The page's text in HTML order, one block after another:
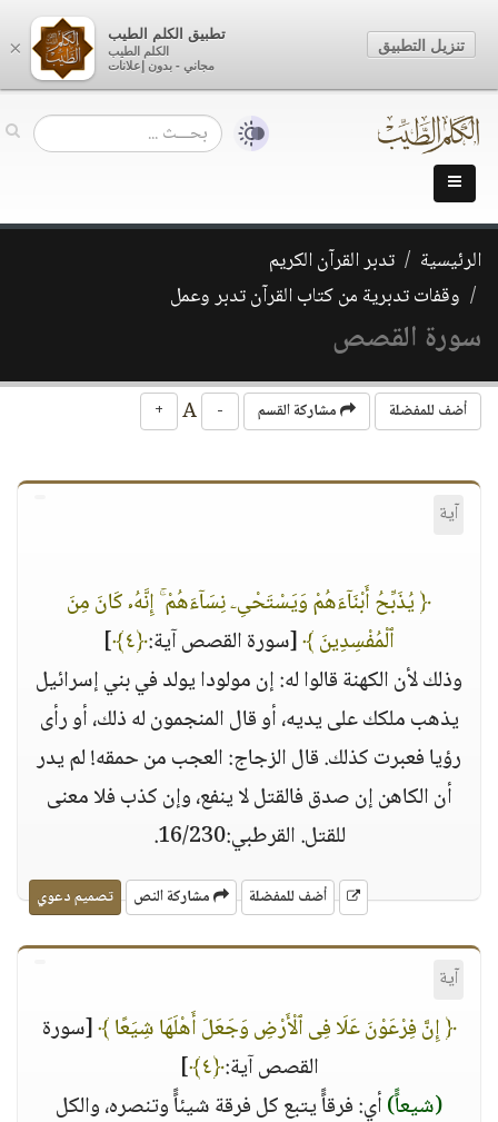
الرئيسية
تدبر القرآن الكريم
وقفات تدبرية من كتاب القرآن تدبر وعمل
سورة القصص
أضف للمفضلة مشاركة القسم -
+
آية
﴿ يُذَبِّحُ أَبْنَآءَهُمْ وَيَسْتَحْىِۦ نِسَآءَهُمْ ۚ إِنَّهُۥ كَانَ مِنَ
ٱلْمُفْسِدِينَ ﴾[سورة القصص آية:﴿٤﴾
]
وذلك لأن الكهنة قالوا له: إن مولودا يولد في بني إسرائيل
يذهب ملكك على يديه، أو قال المنجمون له ذلك، أو رأى
رؤيا فعبرت كذلك. قال الزجاج: العجب من حمقه! لم يدر
أن الكاهن إن صدق فالقتل لا ينفع، وإن كذب فلا معنى
للقتل. القرطبي:16/230.
أضف للمفضلة مشاركة النص تصميم دعوي
آية
﴿ إِنَّ فِرْعَوْنَ عَلَا فِى ٱلْأَرْضِ وَجَعَلَ أَهْلَهَا شِيَعًا ﴾[سورة
القصص آية:﴿٤﴾
]
(شيعاًً)أي: فرقاًً يتبع كل فرقة شيئاًً وتنصره، والكل
×
تطبيق الكلم الطيب
الكلم الطيب
مجاني - بدون إعلانات
تنزيل التطبيق